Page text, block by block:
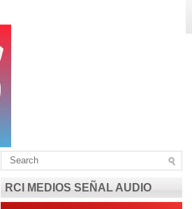
RCI MEDIOS SEÑAL AUDIO